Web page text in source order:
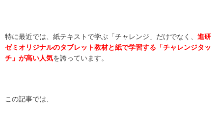
特に最近では、紙テキストで学ぶ「チャレンジ」だけでなく、 進研
ゼミオリジナルのタブレット教材と紙で学習する「チャレンジタッ
チ」が高い人気を誇っています。
この記事では、